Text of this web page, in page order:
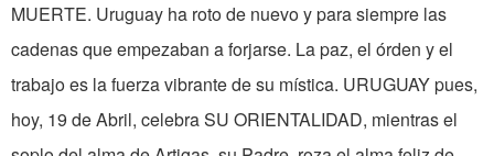
MUERTE. Uruguay ha roto de nuevo y para siempre las
cadenas que empezaban a forjarse. La paz, el órden y el
trabajo es la fuerza vibrante de su mística. URUGUAY pues,
hoy, 19 de Abril, celebra SU ORIENTALIDAD, mientras el